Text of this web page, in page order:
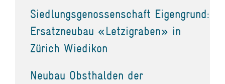
Siedlungsgenossenschaft Eigengrund:
Ersatzneubau «Letzigraben» in
Zürich Wiedikon
Neubau Obsthalden der